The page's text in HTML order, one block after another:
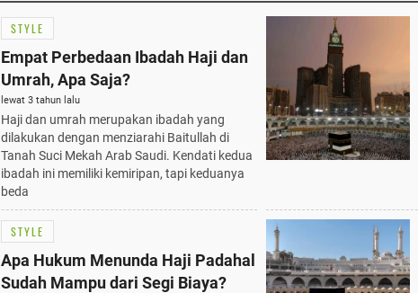
STYLE
Empat Perbedaan Ibadah Haji dan
Umrah, Apa Saja?
lewat 3 tahun lalu
Haji dan umrah merupakan ibadah yang
dilakukan dengan menziarahi Baitullah di
Tanah Suci Mekah Arab Saudi. Kendati kedua
ibadah ini memiliki kemiripan, tapi keduanya
beda
STYLE
Apa Hukum Menunda Haji Padahal
Sudah Mampu dari Segi Biaya?